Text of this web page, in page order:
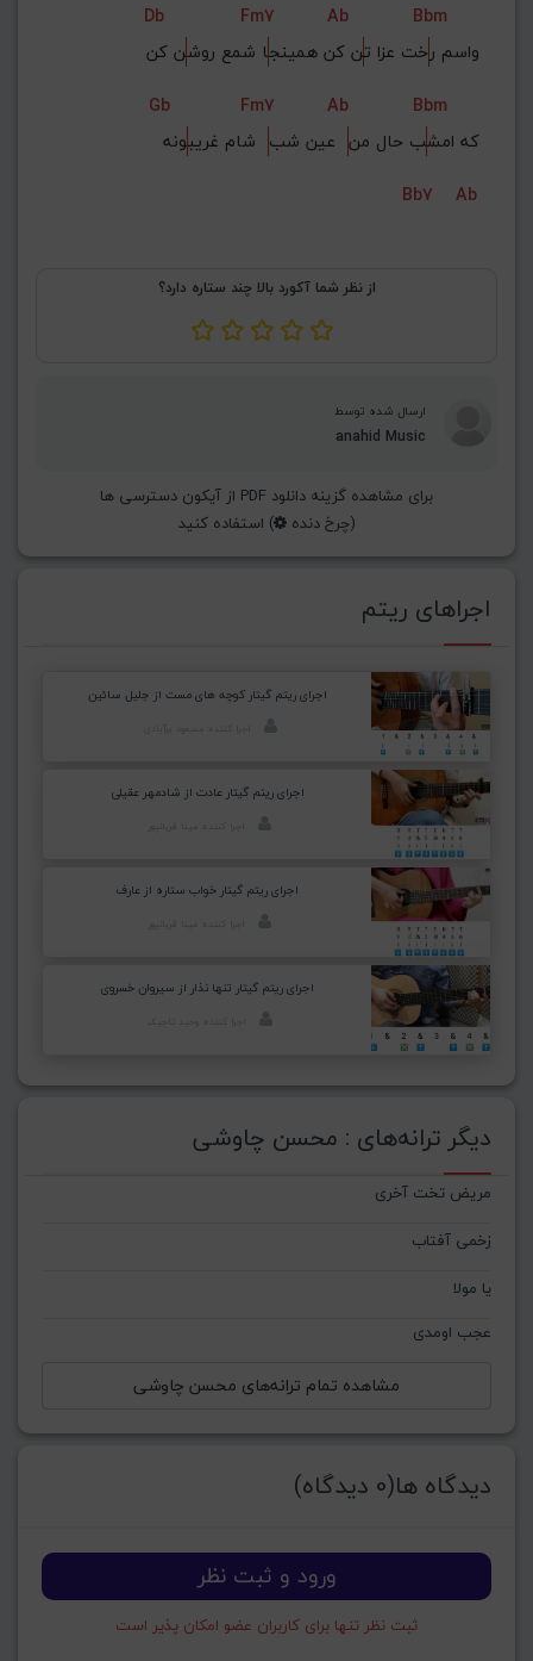
Db
Fm7 Ab
Bbm
واسم رخت عزا تن کن همینجا شمع روشن کن
Gb
Fm7 Ab
Bbm
که امشب حال من
  عین شب
  شام غریب
ونه
Bb7
Ab
از نظر شما آکورد بالا چند ستاره دارد؟
ارسال شده توسط
anahid Music
برای مشاهده گزینه دانلود PDF از آیکون دسترسی ها
(چرخ دنده ) استفاده کنید
اجراهای ریتم
اجرای ریتم گیتار کوچه های مست از جلیل سائین
اجرای ریتم گیتار عادت از شادمهر عقیلی
اجرای ریتم گیتار خواب ستاره از عارف
اجرای ریتم گیتار تنها نذار از سیروان خسروی
دیگر ترانه‌های : محسن چاوشی
مریض تخت آخری
زخمی آفتاب
یا مولا
عجب اومدی
مشاهده تمام ترانه‌های محسن چاوشی
دیدگاه ها(0 دیدگاه)
ورود و ثبت نظر
ثبت نظر تنها برای کاربران عضو امکان پذیر است